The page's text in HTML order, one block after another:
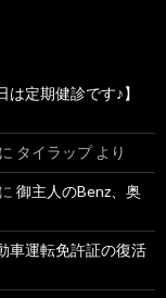
定期健診です♪】
に タイラップより
に 御主人のBenz、奥
車運転免許証の復活